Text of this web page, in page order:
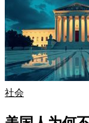
社会